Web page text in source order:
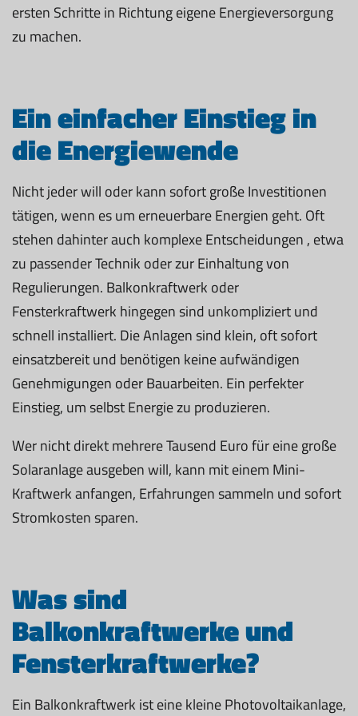
ersten Schritte in Richtung eigene Energieversorgung
zu machen.
Ein einfacher Einstieg in
die Energiewende
Nicht jeder will oder kann sofort große Investitionen
tätigen, wenn es um erneuerbare Energien geht. Oft
stehen dahinter auch komplexe Entscheidungen , etwa
zu passender Technik oder zur Einhaltung von
Regulierungen. Balkonkraftwerk oder
Fensterkraftwerk hingegen sind unkompliziert und
schnell installiert. Die Anlagen sind klein, oft sofort
einsatzbereit und benötigen keine aufwändigen
Genehmigungen oder Bauarbeiten. Ein perfekter
Einstieg, um selbst Energie zu produzieren.
Wer nicht direkt mehrere Tausend Euro für eine große
Solaranlage ausgeben will, kann mit einem Mini-
Kraftwerk anfangen, Erfahrungen sammeln und sofort
Stromkosten sparen.
Was sind
Balkonkraftwerke und
Fensterkraftwerke?
Ein Balkonkraftwerk ist eine kleine Photovoltaikanlage,